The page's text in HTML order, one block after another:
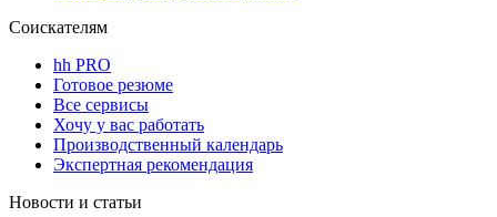
Соискателям
hh PRO
Готовое резюме
Все сервисы
Хочу у вас работать
Производственный календарь
Экспертная рекомендация
Новости и статьи